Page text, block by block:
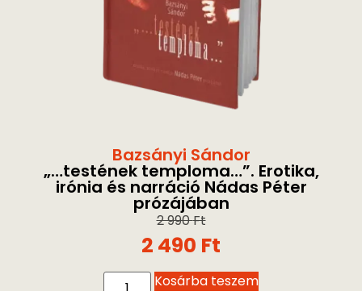
Bazsányi Sándor
„…testének temploma…”. Erotika,
irónia és narráció Nádas Péter
prózájában
2 990Ft
2 490 Ft
Kosárba teszem